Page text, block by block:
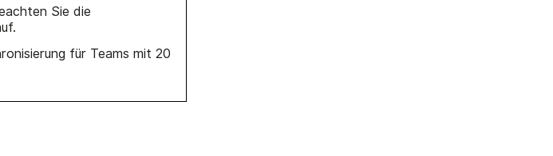
Sie die
für Teams mit 20